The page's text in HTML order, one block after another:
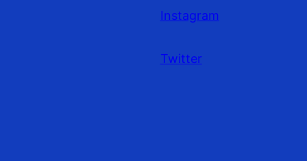
Instagram
Twitter